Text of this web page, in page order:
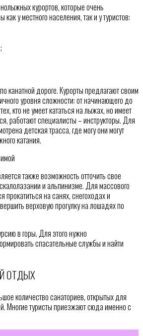
курортов, которые очень
у местного населения, так и у туристов:
канатной дороге. Курорты предлагают своим
уровня сложности: от начинающего до
кто не умеет кататься на лыжах, но имеет
работают специалисты – инструкторы. Для
детская трасса, где могу они могут
катания.
также возможность отточить свое
и альпинизме. Для массового
прокатиться на санях, снегоходах и
верховую прогулку на лошадях по
в горы. Для этого нужно
спасательные службы и найти
ОТДЫХ
количество санаториев, открытых для
Многие туристы приезжают сюда именно с